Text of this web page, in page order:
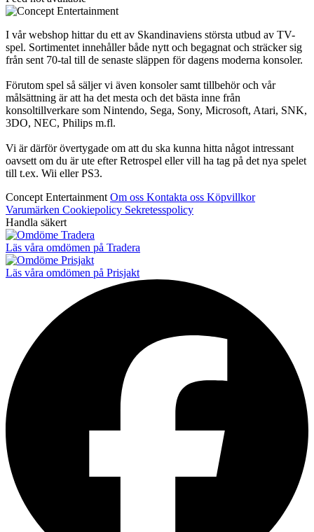
I vår webshop hittar du ett av Skandinaviens största utbud av TV-
spel. Sortimentet innehåller både nytt och begagnat och sträcker sig
från sent 70-tal till de senaste släppen för dagens moderna konsoler.
Förutom spel så säljer vi även konsoler samt tillbehör och vår
målsättning är att ha det mesta och det bästa inne från
konsoltillverkare som Nintendo, Sega, Sony, Microsoft, Atari, SNK,
3DO, NEC, Philips m.fl.
Vi är därför övertygade om att du ska kunna hitta något intressant
oavsett om du är ute efter Retrospel eller vill ha tag på det nya spelet
till t.ex. Wii eller PS3.
Concept Entertainment Om oss Kontakta oss Köpvillkor
Varumärken Cookiepolicy Sekretesspolicy
Handla säkert
Läs våra omdömen på Tradera
Läs våra omdömen på Prisjakt